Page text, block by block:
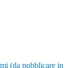
(da pubblicare in